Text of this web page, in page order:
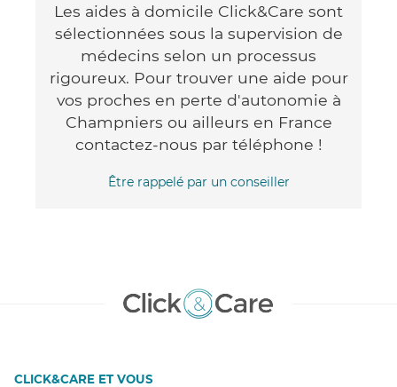
Les aides à domicile Click&Care sont
sélectionnées sous la supervision de
médecins selon un processus
rigoureux. Pour trouver une aide pour
vos proches en perte d'autonomie à
Champniers ou ailleurs en France
contactez-nous par téléphone !
Être rappelé par un conseiller
CLICK&CARE ET VOUS